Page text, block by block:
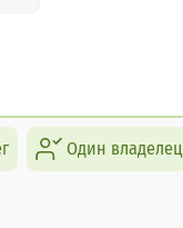
Один владелец